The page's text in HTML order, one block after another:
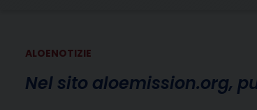
ALOENOTIZIE
Nel sito aloemission.org,